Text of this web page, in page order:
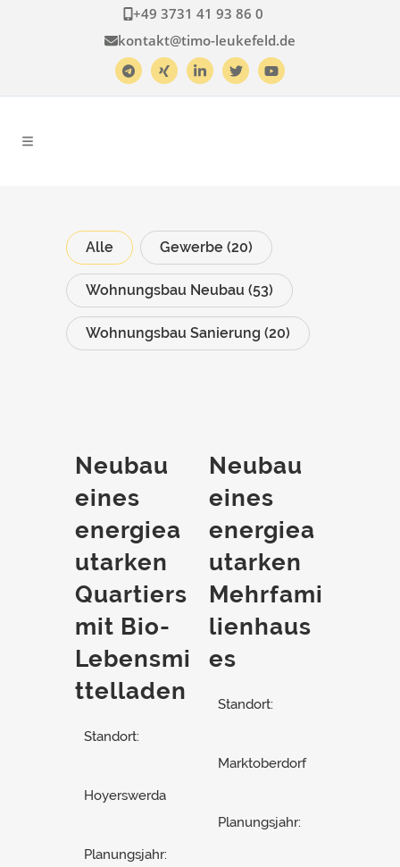
+49 3731 41 93 86 0
kontakt@timo-leukefeld.de
Alle Gewerbe (20)
Wohnungsbau Neubau (53)
Wohnungsbau Sanierung (20)
Neubau
eines
energiea
utarken
Quartiers
mit Bio-
Lebensmi
ttelladen
Standort:
Hoyerswerda
Planungsjahr:
Neubau
eines
energiea
utarken
Mehrfami
lienhaus
es
Standort:
Marktoberdorf
Planungsjahr: